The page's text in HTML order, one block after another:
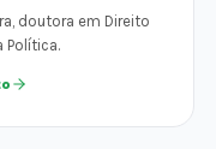
doutora em Direito
Política.